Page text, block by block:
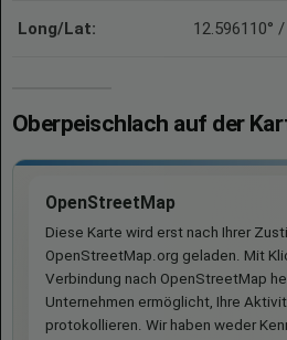
Long/Lat: 12.596110°
Oberpeischlach auf der
OpenStreetMap
Diese Karte wird erst nach Ihrer
OpenStreetMap.org geladen. Mit
Verbindung nach OpenStreetMap
Unternehmen ermöglicht, Ihre
protokollieren. Wir haben weder